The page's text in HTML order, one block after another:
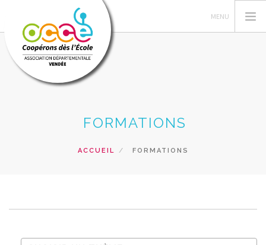
C'EST QUOI UNE COOPERATIVE
FORMATIONS
ACCUEIL FORMATIONS